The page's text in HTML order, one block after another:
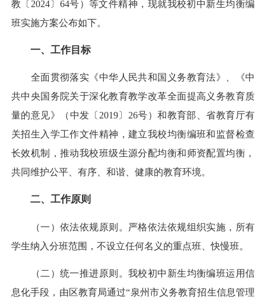
教〔2024〕64号）等文件精神，现就我校初中新生均衡编
班实施方案公布如下。
一、工作目标
全面贯彻落实《中华人民共和国义务教育法》、《中
共中央国务院关于深化教育教学改革全面提高义务教育质
量的意见》（中发〔2019〕26号）和教育部、省教育厅有
关招生入学工作文件精神，建立我校均衡编班和监督检查
长效机制，推动我校班级生源分配均衡和师资配置均衡，
共同维护公平、有序、和谐、健康的教育环境。
二、工作原则
（一）依法依规原则。严格依法依规组织实施，所有
学生纳入分班范围，不设立任何名义的重点班、快慢班。
（二）统一推进原则。我校初中新生均衡编班运用信
息化手段，由区教育局通过“泉州市义务教育招生信息管理